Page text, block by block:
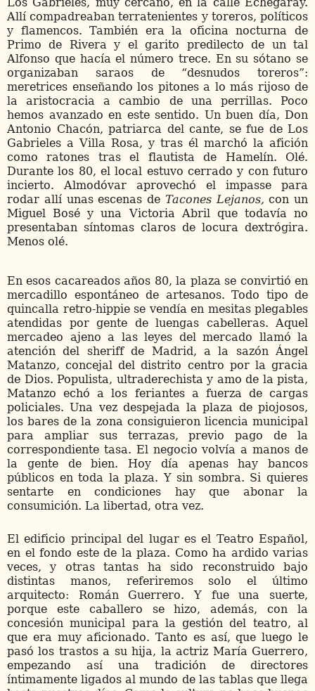
Allí compadreaban terratenientes y toreros, políticos
y flamencos. También era la oficina nocturna de
Primo de Rivera y el garito predilecto de un tal
Alfonso que hacía el número trece. En su sótano se
organizaban saraos de “desnudos toreros”:
meretrices enseñando los pitones a lo más rijoso de
la aristocracia a cambio de una perrillas. Poco
hemos avanzado en este sentido. Un buen día, Don
Antonio Chacón, patriarca del cante, se fue de Los
Gabrieles a Villa Rosa, y tras él marchó la afición
como ratones tras el flautista de Hamelín. Olé.
Durante los 80, el local estuvo cerrado y con futuro
incierto. Almodóvar aprovechó el impasse para
rodar allí unas escenas de Tacones Lejanos, con un
Miguel Bosé y una Victoria Abril que todavía no
presentaban síntomas claros de locura dextrógira.
Menos olé.
En esos cacareados años 80, la plaza se convirtió en
mercadillo espontáneo de artesanos. Todo tipo de
quincalla retro-hippie se vendía en mesitas plegables
atendidas por gente de luengas cabelleras. Aquel
mercadeo ajeno a las leyes del mercado llamó la
atención del sheriff de Madrid, a la sazón Ángel
Matanzo, concejal del distrito centro por la gracia
de Dios. Populista, ultraderechista y amo de la pista,
Matanzo echó a los feriantes a fuerza de cargas
policiales. Una vez despejada la plaza de piojosos,
los bares de la zona consiguieron licencia municipal
para ampliar sus terrazas, previo pago de la
correspondiente tasa. El negocio volvía a manos de
la gente de bien. Hoy día apenas hay bancos
públicos en toda la plaza. Y sin sombra. Si quieres
sentarte en condiciones hay que abonar la
consumición. La libertad, otra vez.
El edificio principal del lugar es el Teatro Español,
en el fondo este de la plaza. Como ha ardido varias
veces, y otras tantas ha sido reconstruido bajo
distintas manos, referiremos solo el último
arquitecto: Román Guerrero. Y fue una suerte,
porque este caballero se hizo, además, con la
concesión municipal para la gestión del teatro, al
que era muy aficionado. Tanto es así, que luego le
pasó los trastos a su hija, la actriz María Guerrero,
empezando así una tradición de directores
íntimamente ligados al mundo de las tablas que llega